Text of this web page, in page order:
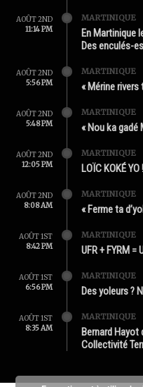
AOÛT 2ND
11:14 PM
MARTINIQUE
En Martinique
Des enculés-
AOÛT 2ND
5:56 PM
MARTINIQUE
« Mérine
AOÛT 2ND
5:48 PM
MARTINIQUE
« Nou ka gadé
AOÛT 2ND
12:05 PM
MARTINIQUE
LOÏC KOKÉ YO
AOÛT 2ND
8:08 AM
MARTINIQUE
« Ferme ta
AOÛT 1ST
8:42 PM
MARTINIQUE
UFR + FYRM =
AOÛT 1ST
6:56 PM
MARTINIQUE
Des yoleurs ?
AOÛT 1ST
8:35 AM
MARTINIQUE
Bernard
Collectivité